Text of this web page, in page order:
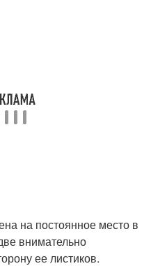
на постоянное место в
внимательно
ее листиков.